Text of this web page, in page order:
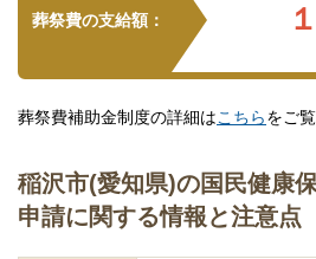
葬祭費の支給額：
葬祭費補助金制度の詳細はこちらをご
稲沢市(愛知県)の国民健康
申請に関する情報と注意点